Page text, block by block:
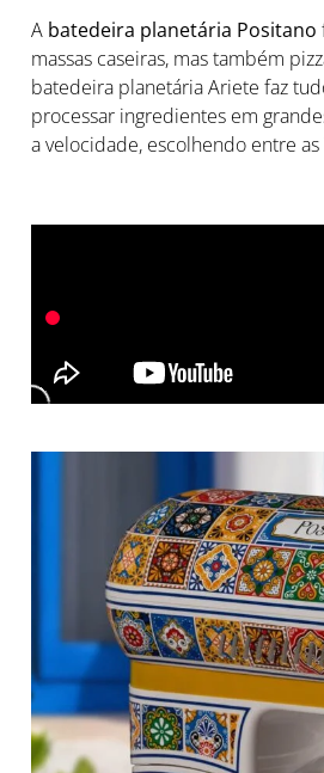
A batedeira planetária Positano
massas caseiras, mas também
batedeira planetária Ariete faz
processar ingredientes em
a velocidade, escolhendo entre as